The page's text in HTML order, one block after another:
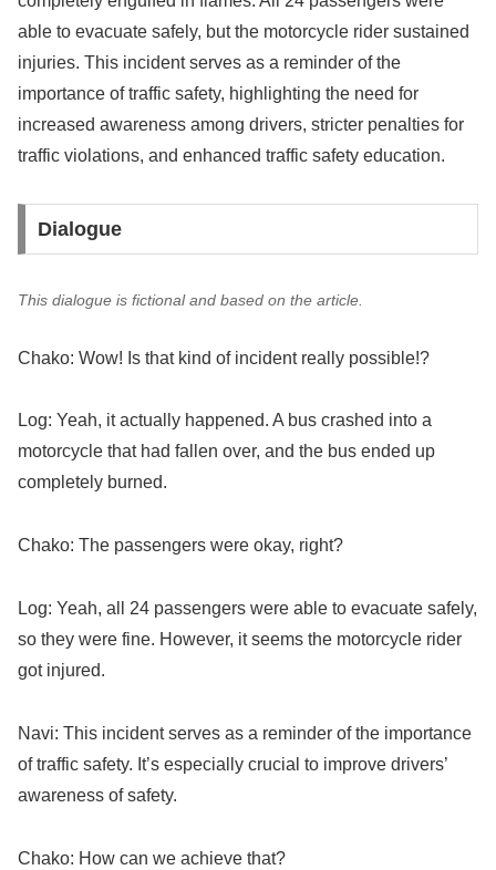
able to evacuate safely, but the motorcycle rider sustained
injuries. This incident serves as a reminder of the
importance of traffic safety, highlighting the need for
increased awareness among drivers, stricter penalties for
traffic violations, and enhanced traffic safety education.
Dialogue
This dialogue is fictional and based on the article.
Chako: Wow! Is that kind of incident really possible!?
Log: Yeah, it actually happened. A bus crashed into a
motorcycle that had fallen over, and the bus ended up
completely burned.
Chako: The passengers were okay, right?
Log: Yeah, all 24 passengers were able to evacuate safely,
so they were fine. However, it seems the motorcycle rider
got injured.
Navi: This incident serves as a reminder of the importance
of traffic safety. It’s especially crucial to improve drivers’
awareness of safety.
Chako: How can we achieve that?